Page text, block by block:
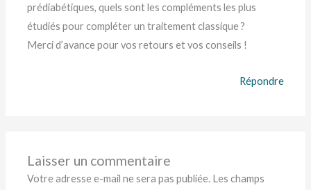
prédiabétiques, quels sont les compléments les plus
étudiés pour compléter un traitement classique ?
Merci d’avance pour vos retours et vos conseils !
Répondre
Laisser un commentaire
Votre adresse e-mail ne sera pas publiée. Les champs